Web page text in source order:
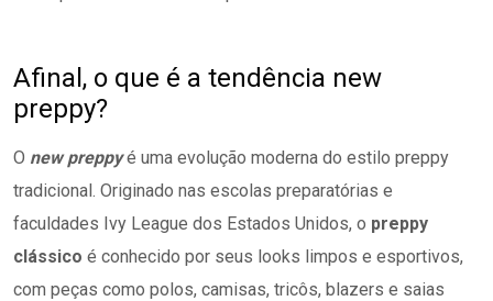
Afinal, o que é a tendência new
preppy?
O new preppyé uma evolução moderna do estilo preppy
tradicional. Originado nas escolas preparatórias e
faculdades Ivy League dos Estados Unidos, o preppy
clássico é conhecido por seus looks limpos e esportivos,
com peças como polos, camisas, tricôs, blazers e saias